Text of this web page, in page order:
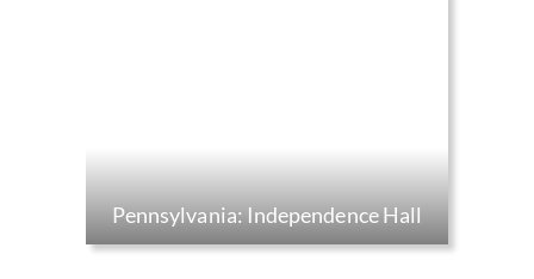
Pennsylvania: Independence Hall